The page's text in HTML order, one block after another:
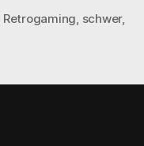
Retrogaming, schwer,